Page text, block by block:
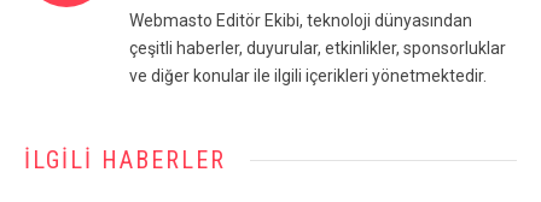
Webmasto Editör Ekibi, teknoloji dünyasından
çeşitli haberler, duyurular, etkinlikler, sponsorluklar
ve diğer konular ile ilgili içerikleri yönetmektedir.
İLGILI HABERLER